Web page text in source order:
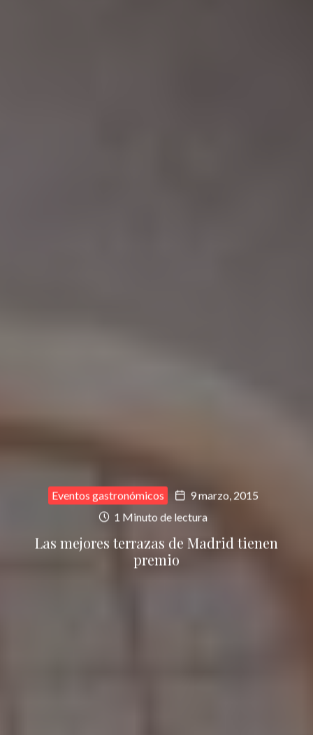
Eventos gastronómicos
9 marzo, 2015
1 Minuto de lectura
Las mejores terrazas de Madrid tienen
premio